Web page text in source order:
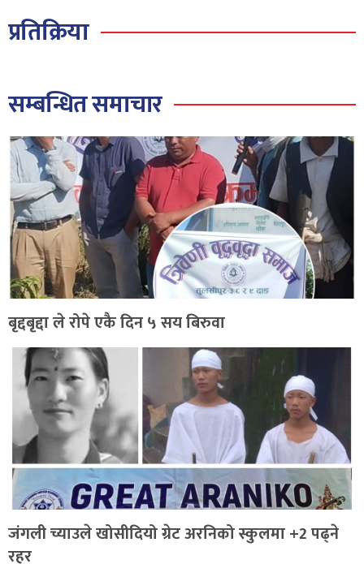
प्रतिक्रिया
सम्बन्धित समाचार
बृद्दबृद्दा ले रोपे एकै दिन ५ सय बिरुवा
जंगली च्याउले खोसीदियो ग्रेट अरनिको स्कुलमा +2 पढ्ने
रहर